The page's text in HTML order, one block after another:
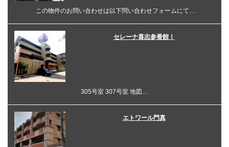
この物件のお問い合わせは以下問い合わせフォームにて…
セレーナ喜志参番館Ⅰ
305号室 307号室 地図…
エトワール門真